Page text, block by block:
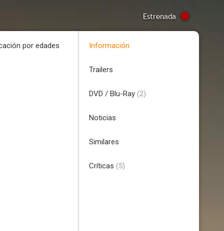
Estrenada
por edades Información
Trailers
DVD / Blu-Ray (2)
Noticias
Similares
Críticas (5)